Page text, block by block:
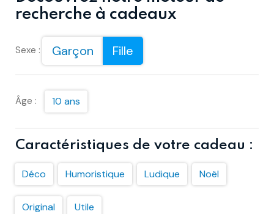
recherche à cadeaux
Sexe : Garçon Fille
Âge : 10 ans
Caractéristiques de votre cadeau :
Déco Humoristique Ludique Noël
Original Utile